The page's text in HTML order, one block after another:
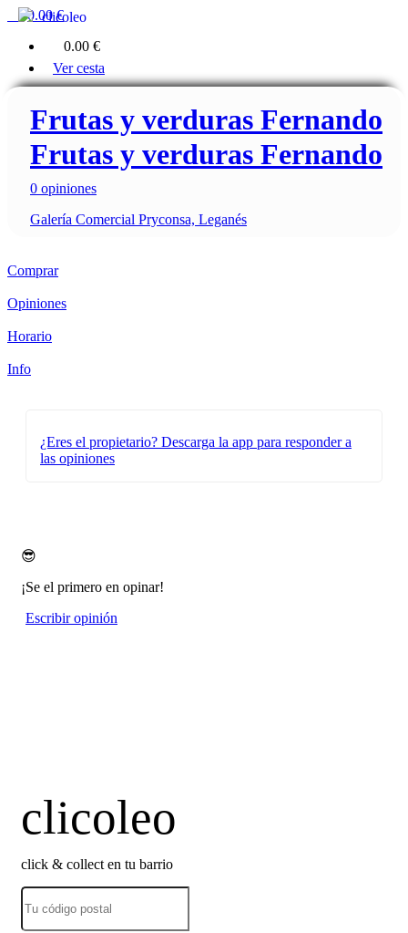
0.00 €
clicoleo
0.00 €
Ver cesta
Frutas y verduras Fernando
Frutas y verduras Fernando
0 opiniones
Galería Comercial Pryconsa, Leganés
Comprar
Opiniones
Horario
Info
¿Eres el propietario? Descarga la app para responder a
las opiniones
😎
¡Se el primero en opinar!
Escribir opinión
clicoleo
click & collect en tu barrio